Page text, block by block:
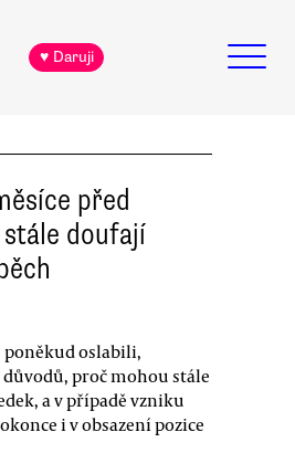
♥ Daruji
před
doufají
poněkud oslabili,
proč mohou stále
a v případě vzniku
i v obsazení pozice